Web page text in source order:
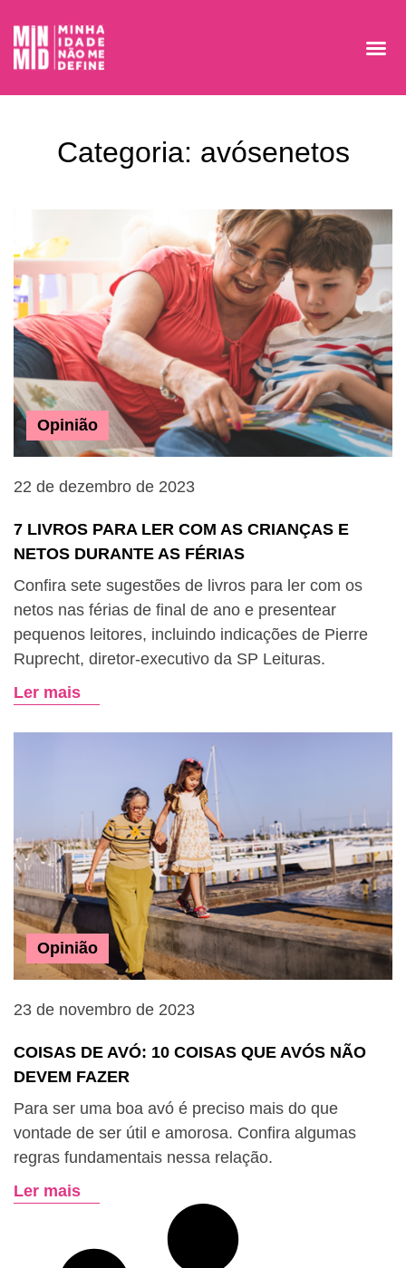
Categoria: avósenetos
Opinião
22 de dezembro de 2023
7 LIVROS PARA LER COM AS CRIANÇAS E
NETOS DURANTE AS FÉRIAS
Confira sete sugestões de livros para ler com os
netos nas férias de final de ano e presentear
pequenos leitores, incluindo indicações de Pierre
Ruprecht, diretor-executivo da SP Leituras.
Ler mais
Opinião
23 de novembro de 2023
COISAS DE AVÓ: 10 COISAS QUE AVÓS NÃO
DEVEM FAZER
Para ser uma boa avó é preciso mais do que
vontade de ser útil e amorosa. Confira algumas
regras fundamentais nessa relação.
Ler mais